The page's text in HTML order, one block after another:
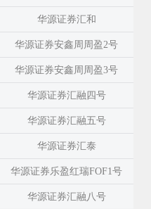
华源证券汇和
华源证券安鑫周周盈2号
华源证券安鑫周周盈3号
华源证券汇融四号
华源证券汇融五号
华源证券汇泰
华源证券乐盈红瑞FOF1号
华源证券汇融八号